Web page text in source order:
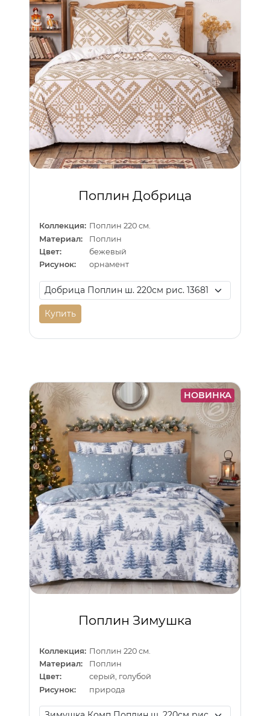
Поплин Добрица
Коллекция: Поплин 220 см.
Материал:
Поплин
Цвет:
бежевый
Рисунок:
орнамент
Купить
НОВИНКА
Поплин Зимушка
Коллекция: Поплин 220 см.
Материал:
Поплин
Цвет:
серый, голубой
Рисунок:
природа